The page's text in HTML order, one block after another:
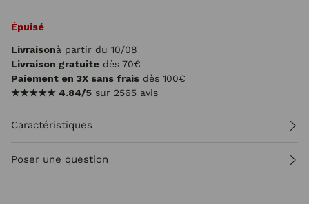
Épuisé
Livraisonà partir du 10/08
Livraison gratuite dès 70€
Paiement en 3X sans frais dès 100€
★★★★★ 4.84/5 sur 2565 avis
Caractéristiques
Poser une question